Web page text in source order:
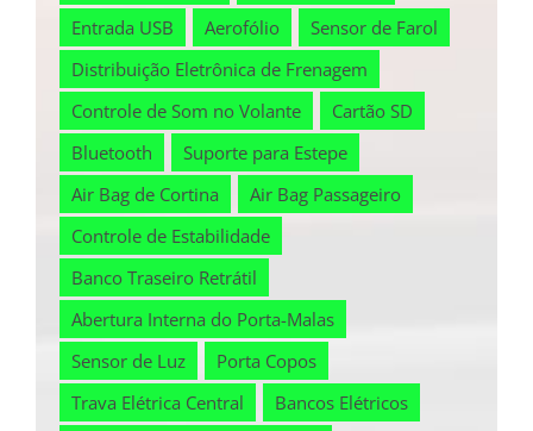
Entrada USB
Aerofólio
Sensor de Farol
Distribuição Eletrônica de Frenagem
Controle de Som no Volante
Cartão SD
Bluetooth
Suporte para Estepe
Air Bag de Cortina
Air Bag Passageiro
Controle de Estabilidade
Banco Traseiro Retrátil
Abertura Interna do Porta-Malas
Sensor de Luz
Porta Copos
Trava Elétrica Central
Bancos Elétricos